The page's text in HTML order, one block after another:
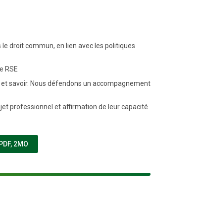
droit commun, en lien avec les politiques
RSE
savoir. Nous défendons un accompagnement
professionnel et affirmation de leur capacité
FENÊTRE)
PDF, 2MO